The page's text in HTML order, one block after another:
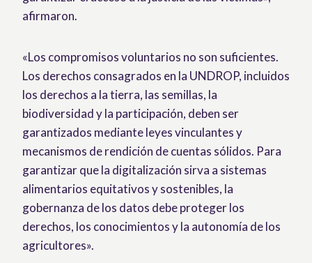
afirmaron.
«Los compromisos voluntarios no son suficientes.
Los derechos consagrados en la UNDROP, incluidos
los derechos a la tierra, las semillas, la
biodiversidad y la participación, deben ser
garantizados mediante leyes vinculantes y
mecanismos de rendición de cuentas sólidos. Para
garantizar que la digitalización sirva a sistemas
alimentarios equitativos y sostenibles, la
gobernanza de los datos debe proteger los
derechos, los conocimientos y la autonomía de los
agricultores».